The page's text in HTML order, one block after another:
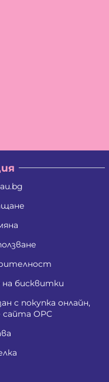
на бисквитки
с покупка онлайн,
сайта ОРС